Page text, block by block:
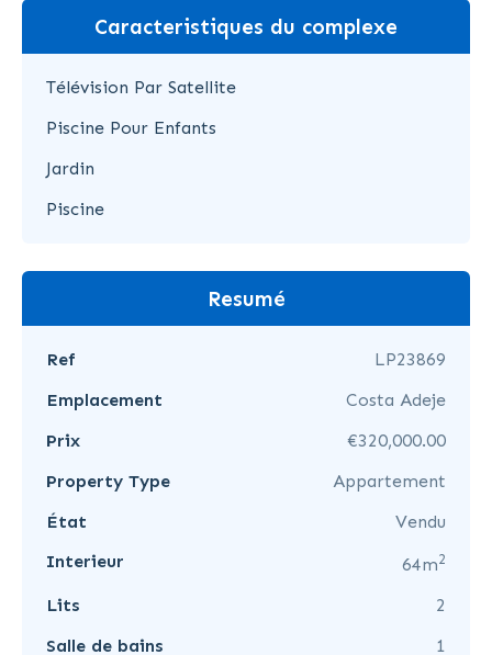
Caracteristiques du complexe
Télévision Par Satellite
Piscine Pour Enfants
Jardin
Piscine
Resumé
Ref
LP23869
Emplacement
Costa Adeje
Prix
€320,000.00
Property Type
Appartement
État
Vendu
Interieur
64m2
Lits
2
Salle de bains
1